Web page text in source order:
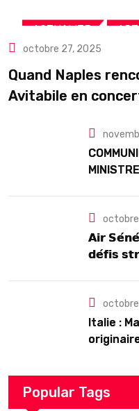
ACTUALITE
TOURISME
octobre 27, 2025
Quand Naples
Avitabile en
𝗔𝗶𝗿
𝗱𝗲́𝗳𝗶𝘀
Italie :
Popular Tags